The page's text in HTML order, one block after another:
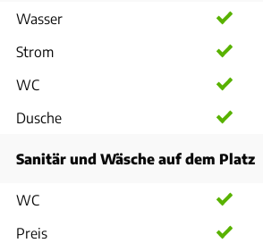
Wasser
Strom
WC
Dusche
Sanitär und Wäsche auf dem Platz
WC
Preis